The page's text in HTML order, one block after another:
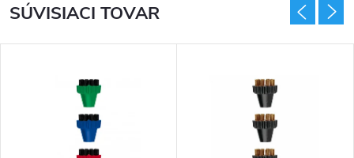
SÚVISIACI TOVAR